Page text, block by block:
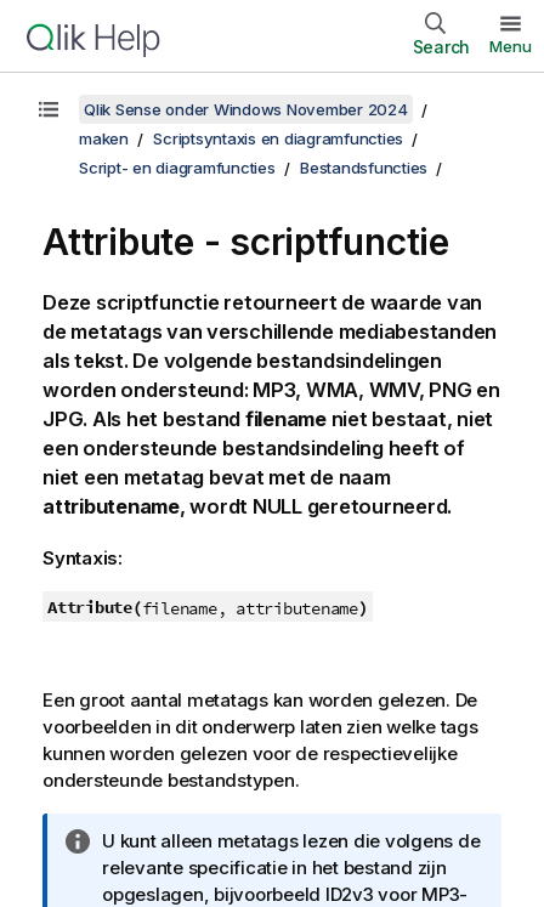
Search Menu
Qlik Sense onder Windows November 2024
maken
Scriptsyntaxis en diagramfuncties
Script- en diagramfuncties
Bestandsfuncties
Attribute - scriptfunctie
Deze scriptfunctie retourneert de waarde van
de metatags van verschillende mediabestanden
als tekst. De volgende bestandsindelingen
worden ondersteund: MP3, WMA, WMV, PNG en
JPG. Als het bestand filenameniet bestaat, niet
een ondersteunde bestandsindeling heeft of
niet een metatag bevat met de naam
attributename, wordt NULLgeretourneerd.
Syntaxis:
Attribute(filename, attributename)
Een groot aantal metatags kan worden gelezen. De
voorbeelden in dit onderwerp laten zien welke tags
kunnen worden gelezen voor de respectievelijke
ondersteunde bestandstypen.
I
n
f
U kunt alleen metatags lezen die volgens de
relevante specificatie in het bestand zijn
opgeslagen, bijvoorbeeld ID2v3 voor MP3-